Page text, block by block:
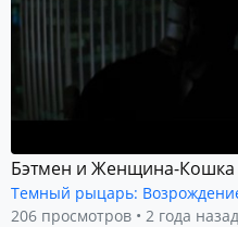
Бэтмен и Женщина-Кошка
Темный рыцарь:
206 просмотров
2 года назад